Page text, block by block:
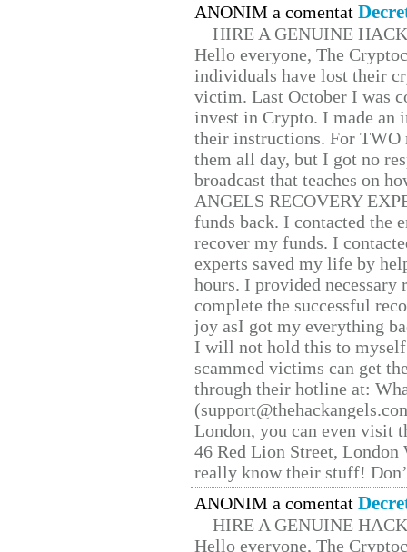
ANONIM a comentat
HIRE A GENUINE
Hello everyone, The
individuals have lost their
victim. Last October I was
invest in Crypto. I made
their instructions. For TWO
them all day, but I got no
broadcast that teaches on
ANGELS RECOVERY
funds back. I contacted the
recover my funds. I
experts saved my life by
hours. I provided
complete the successful
joy asI got my everything
I will not hold this to
scammed victims can get
through their hotline at:
London, you can even visit
46 Red Lion Street, London
really know their stuff!
ANONIM a comentat
HIRE A GENUINE
Hello everyone, The